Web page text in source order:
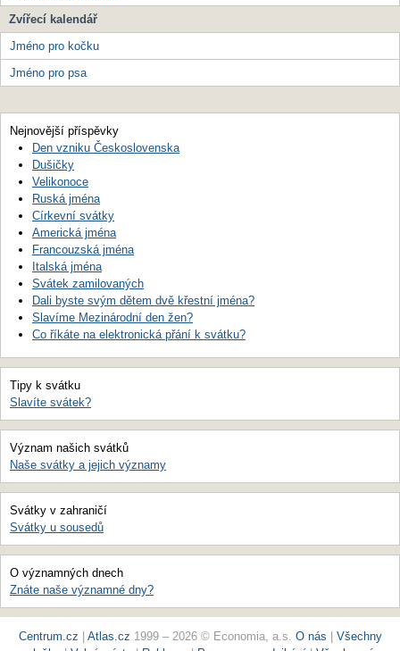
Zvířecí kalendář
Jméno pro kočku
Jméno pro psa
Nejnovější příspěvky
Den vzniku Československa
Dušičky
Velikonoce
Ruská jména
Církevní svátky
Americká jména
Francouzská jména
Italská jména
Svátek zamilovaných
Dali byste svým dětem dvě křestní jména?
Slavíme Mezinárodní den žen?
Co říkáte na elektronická přání k svátku?
Tipy k svátku
Slavíte svátek?
Význam našich svátků
Naše svátky a jejich významy
Svátky v zahraničí
Svátky u sousedů
O významných dnech
Znáte naše významné dny?
Centrum.cz Atlas.cz 1999 – 2026 © Economia, a.s. O nás
Všechny